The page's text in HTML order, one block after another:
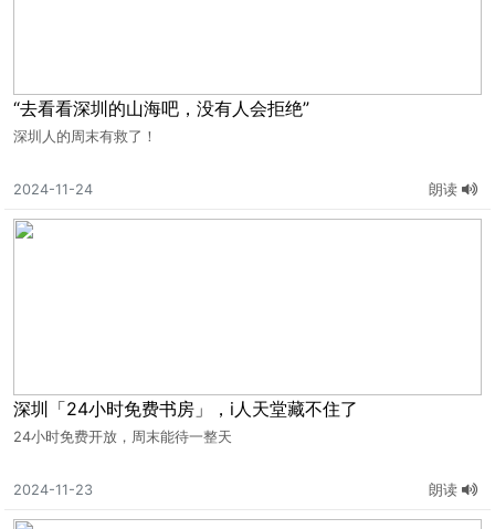
“去看看深圳的山海吧，没有人会拒绝”
深圳人的周末有救了！
2024-11-24 朗读
深圳「24小时免费书房」，i人天堂藏不住了
24小时免费开放，周末能待一整天
2024-11-23 朗读